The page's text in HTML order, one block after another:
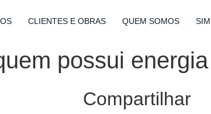
CLIENTES E OBRAS QUEM SOMOS
possui
Compartilhar